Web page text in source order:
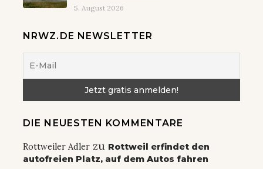
5. August 2026
NRWZ.DE NEWSLETTER
DIE NEUESTEN KOMMENTARE
Rottweiler Adler zu Rottweil erfindet den
autofreien Platz, auf dem Autos fahren